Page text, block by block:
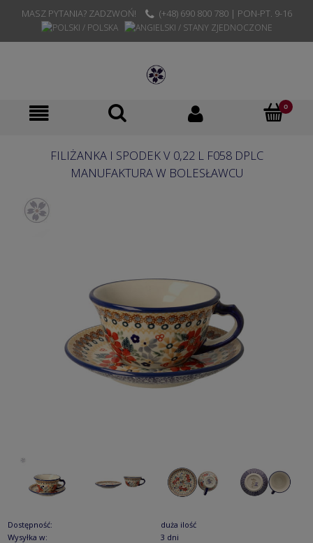
MASZ PYTANIA? ZADZWOŃ! (+48) 690 800 780 | PON-PT. 9-16
FILIŻANKA I SPODEK V 0,22 L F058 DPLC
MANUFAKTURA W BOLESŁAWCU
Dostępność:
duża ilość
Wysyłka w:
3 dni